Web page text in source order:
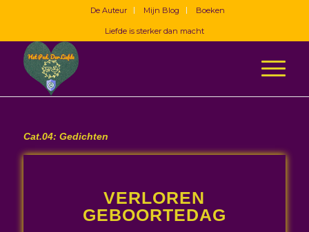
De Auteur Mijn Blog Boeken
Liefde is sterker dan macht
Cat.04: Gedichten
VERLOREN
GEBOORTEDAG